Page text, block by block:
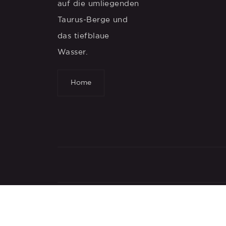
auf die umliegenden
Taurus-Berge und
das tiefblaue
Wasser.
Home